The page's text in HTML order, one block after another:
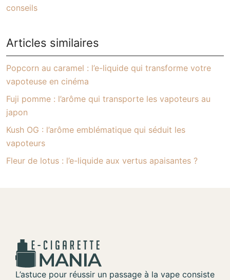
conseils
Articles similaires
Popcorn au caramel : l’e-liquide qui transforme votre
vapoteuse en cinéma
Fuji pomme : l’arôme qui transporte les vapoteurs au
japon
Kush OG : l’arôme emblématique qui séduit les
vapoteurs
Fleur de lotus : l’e-liquide aux vertus apaisantes ?
L’astuce pour réussir un passage à la vape consiste